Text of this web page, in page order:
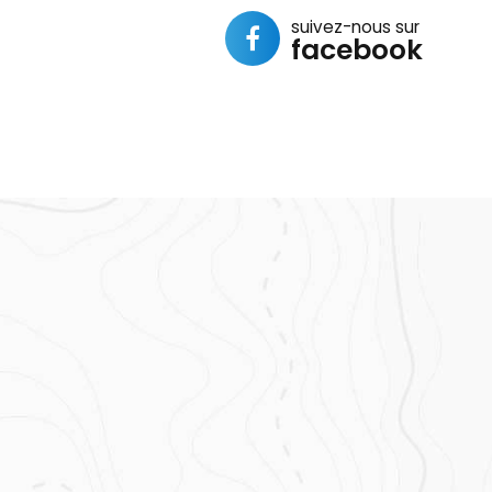
suivez-nous sur
facebook